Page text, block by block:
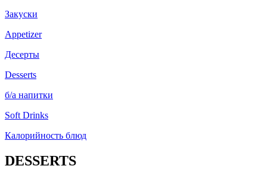
Закуски
Appetizer
Десерты
Desserts
б/а напитки
Soft Drinks
Калорийность блюд
DESSERTS